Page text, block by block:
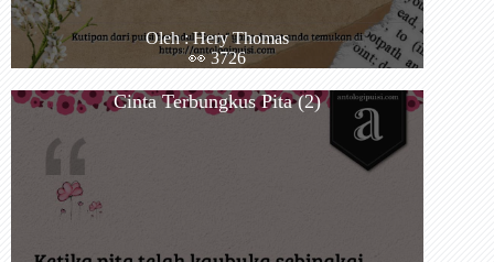
Oleh : Hery Thomas
👀 3726
Cinta Terbungkus Pita (2)